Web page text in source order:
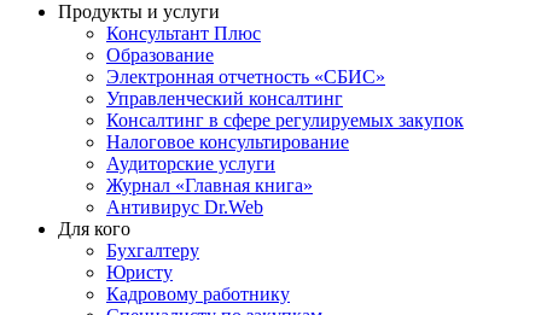
Продукты и услуги
Консультант Плюс
Образование
Электронная отчетность «СБИС»
Управленческий консалтинг
Консалтинг в сфере регулируемых закупок
Налоговое консультирование
Аудиторские услуги
Журнал «Главная книга»
Антивирус Dr.Web
Для кого
Бухгалтеру
Юристу
Кадровому работнику